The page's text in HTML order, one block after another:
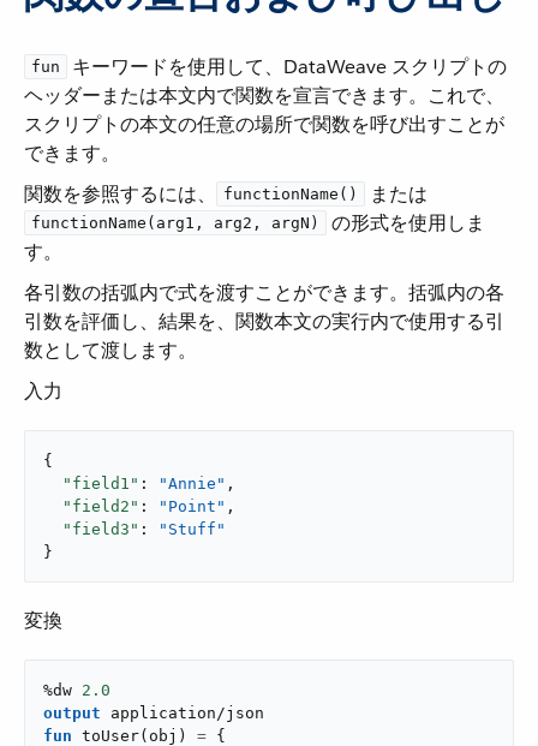
fun
​ キーワードを使用して、DataWeave スクリプトの
ヘッダーまたは本文内で関数を宣言できます。これで、
スクリプトの本文の任意の場所で関数を呼び出すことが
できます。
関数を参照するには、​
functionName() ​ または ​
functionName(arg1, arg2, argN)
​ の形式を使用しま
す。
各引数の括弧内で式を渡すことができます。括弧内の各
引数を評価し、結果を、関数本文の実行内で使用する引
数として渡します。
入力
{
"field1" : "Annie" ,
"field2" : "Point" ,
"field3" :
"Stuff"
}
変換
%dw 2.0
output
application/json
fun toUser( obj ) = {